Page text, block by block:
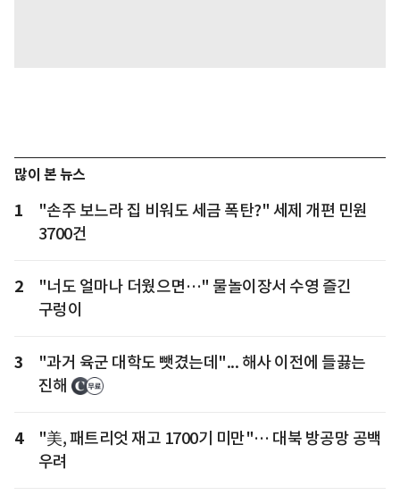
많이 본 뉴스
1
"손주 보느라 집 비워도 세금 폭탄?" 세제 개편 민원
3700건
2
"너도 얼마나 더웠으면…" 물놀이장서 수영 즐긴
구렁이
3
"과거 육군 대학도 뺏겼는데"... 해사 이전에 들끓는
진해
4
"美, 패트리엇 재고 1700기 미만"… 대북 방공망 공백
우려